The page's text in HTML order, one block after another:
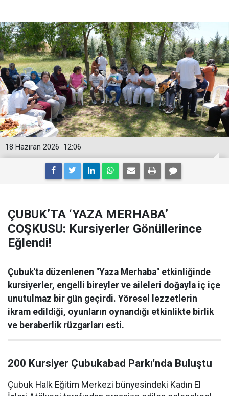
12:06
18 Haziran 2026
ÇUBUK’TA ‘YAZA MERHABA’
COŞKUSU: Kursiyerler Gönüllerince
Eğlendi!
Çubuk'ta düzenlenen "Yaza Merhaba" etkinliğinde
kursiyerler, engelli bireyler ve aileleri doğayla iç içe
unutulmaz bir gün geçirdi. Yöresel lezzetlerin
ikram edildiği, oyunların oynandığı etkinlikte birlik
ve beraberlik rüzgarları esti.
200 Kursiyer Çubukabad Parkı’nda Buluştu
Çubuk Halk Eğitim Merkezi bünyesindeki Kadın El